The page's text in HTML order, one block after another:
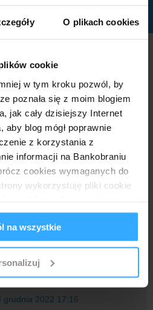
O plikach cookies
cookie
w tym kroku pozwól, by
poznała się z moim blogiem
jak cały dzisiejszy Internet
blog mógł poprawnie
z korzystania z
informacji na Bankobraniu
cookies wymaganych do
wykorzystuję pliki cookie
Informacje o tym, jak
moim partnerom
i analitycznym.
te informacje z innymi danymi
na wszystkie
na Nowe Środki -
we wrześniu na 6 miesiecy 2
Czy jeśli teraz założę lkolejna lokatę
grudnia 2022 17:16